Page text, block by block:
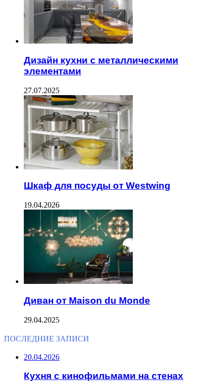
Дизайн кухни с металлическими
элементами
27.07.2025
Шкаф для посуды от Westwing
19.04.2026
Диван от Maison du Monde
29.04.2025
ПОСЛЕДНИЕ ЗАПИСИ
20.04.2026
Кухня с кинофильмами на стенах